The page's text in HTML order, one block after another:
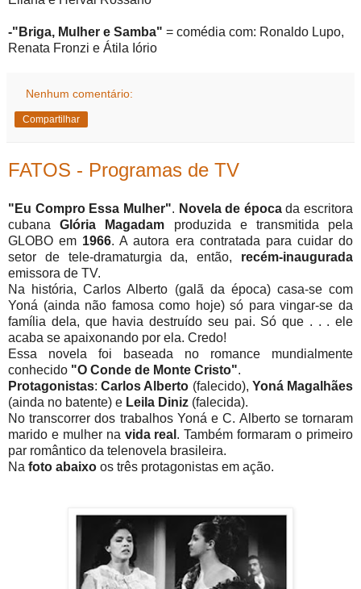
-"Briga, Mulher e Samba" = comédia com: Ronaldo Lupo,
Renata Fronzi e Átila Iório
Nenhum comentário:
Compartilhar
FATOS - Programas de TV
"Eu Compro Essa Mulher". Novela de épocada escritora
cubanaGlória Magadam produzida e transmitida pela
GLOBO em 1966. A autora era contratada para cuidar do
setor de tele-dramaturgia da, então, recém-inaugurada
emissora de TV.
Na história, Carlos Alberto (galã da época) casa-se com
Yoná (ainda não famosa como hoje) só para vingar-se da
família dela, que havia destruído seu pai. Só que . . . ele
acaba se apaixonando por ela. Credo!
Essa novela foi baseada no romance mundialmente
conhecido "O Conde de Monte Cristo".
Protagonistas:Carlos Alberto (falecido), Yoná Magalhães
(ainda no batente) e Leila Diniz (falecida).
No transcorrer dos trabalhos Yoná e C. Alberto se tornaram
marido e mulher na vida real . Também formaram o primeiro
par romântico da telenovela brasileira.
Na foto abaixo os três protagonistas em ação.